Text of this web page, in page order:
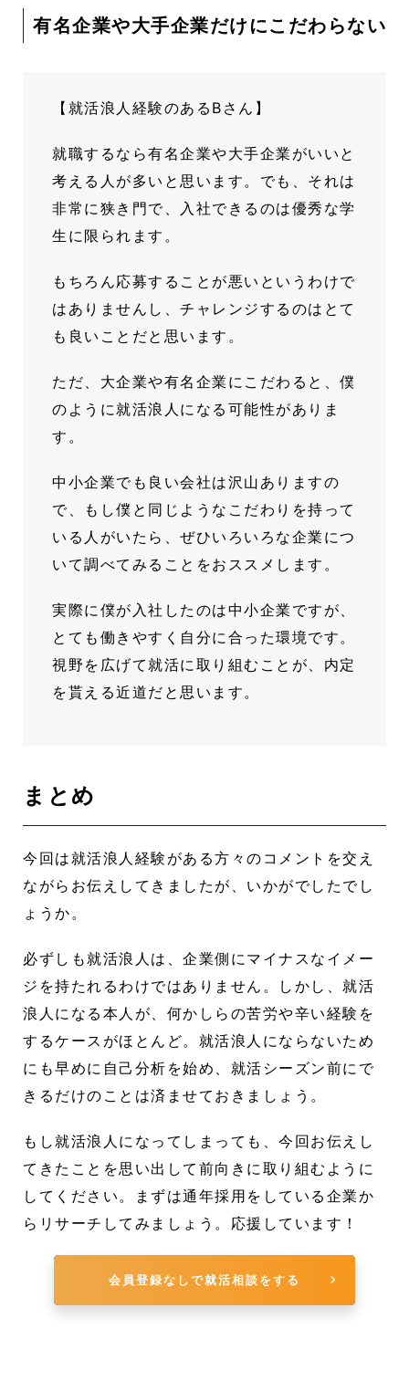
有名企業や大手企業だけにこだわらない
【就活浪人経験のあるBさん】
就職するなら有名企業や大手企業がいいと
考える人が多いと思います。でも、それは
非常に狭き門で、入社できるのは優秀な学
生に限られます。
もちろん応募することが悪いというわけで
はありませんし、チャレンジするのはとて
も良いことだと思います。
ただ、大企業や有名企業にこだわると、僕
のように就活浪人になる可能性がありま
す。
中小企業でも良い会社は沢山ありますの
で、もし僕と同じようなこだわりを持って
いる人がいたら、ぜひいろいろな企業につ
いて調べてみることをおススメします。
実際に僕が入社したのは中小企業ですが、
とても働きやすく自分に合った環境です。
視野を広げて就活に取り組むことが、内定
を貰える近道だと思います。
まとめ
今回は就活浪人経験がある方々のコメントを交え
ながらお伝えしてきましたが、いかがでしたでし
ょうか。
必ずしも就活浪人は、企業側にマイナスなイメー
ジを持たれるわけではありません。しかし、就活
浪人になる本人が、何かしらの苦労や辛い経験を
するケースがほとんど。就活浪人にならないため
にも早めに自己分析を始め、就活シーズン前にで
きるだけのことは済ませておきましょう。
もし就活浪人になってしまっても、今回お伝えし
てきたことを思い出して前向きに取り組むように
してください。まずは通年採用をしている企業か
らリサーチしてみましょう。応援しています！
会員登録なしで就活相談をする